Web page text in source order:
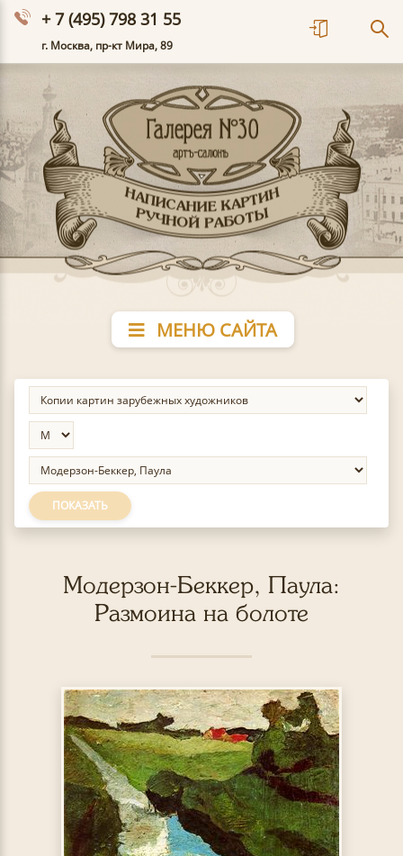
+ 7 (495) 798 31 55
г. Москва, пр-кт Мира, 89
МЕНЮ САЙТА
ПОКАЗАТЬ
Модерзон-Беккер, Паула:
Размоина на болоте